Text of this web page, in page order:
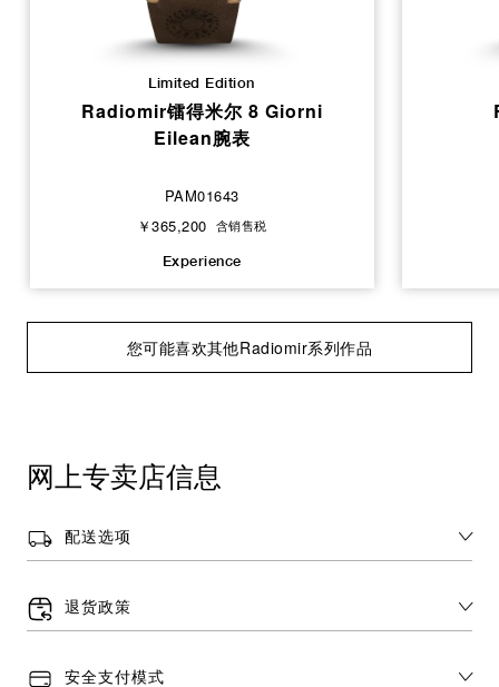
Limited Edition
Radiomir镭得米尔 8 Giorni
Eilean腕表
PAM01643
￥365,200 含销售税
Experience
您可能喜欢其他Radiomir系列作品
网上专卖店信息
配送选项
退货政策
安全支付模式